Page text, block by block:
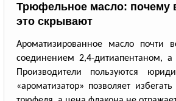
Трюфельное масло: почему
это скрывают
Ароматизированное масло почти
соединением 2,4-дитиапентаном,
Производители пользуются
«ароматизатор» позволяет